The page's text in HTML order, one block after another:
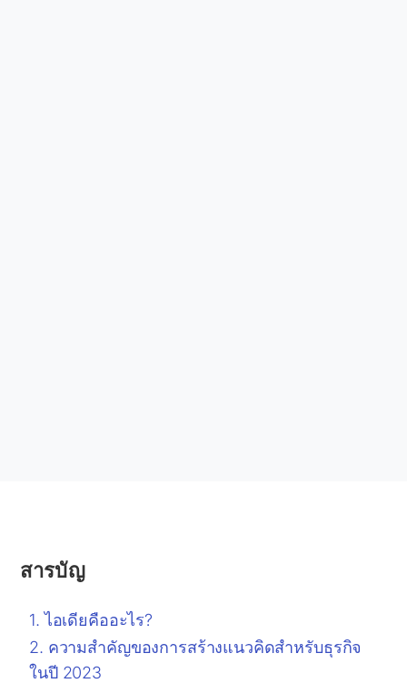
สารบัญ
ไอเดียคืออะไร?
ความสำคัญของการสร้างแนวคิดสำหรับธุรกิจ
ในปี 2023